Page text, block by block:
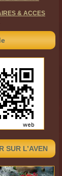
& ACCES
SUR L’AVEN